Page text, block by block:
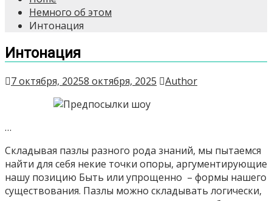
Немного об этом
Интонация
Интонация
7 октября, 20258 октября, 2025 Author
…
Складывая пазлы разного рода знаний, мы пытаемся
найти для себя некие точки опоры, аргументирующие
нашу позицию Быть или упрощенно – формы нашего
существования. Пазлы можно складывать логически,